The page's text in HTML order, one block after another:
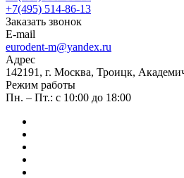
+7(495) 514-86-13
Заказать звонок
E-mail
eurodent-m@yandex.ru
Адрес
142191, г. Москва, Троицк,
Режим работы
Пн. – Пт.: с 10:00 до 18:00